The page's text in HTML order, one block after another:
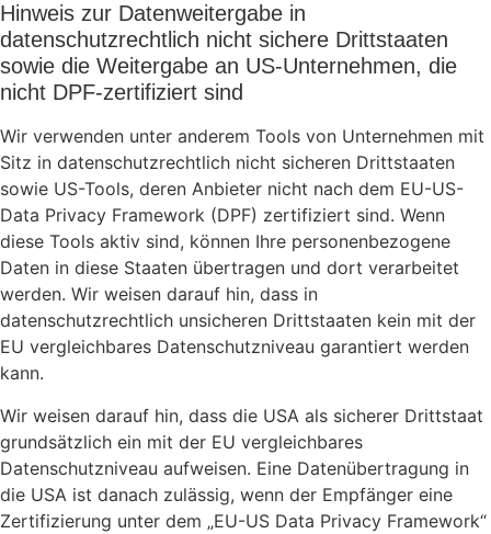
Hinweis zur Datenweitergabe in
datenschutzrechtlich nicht sichere Drittstaaten
sowie die Weitergabe an US-Unternehmen, die
nicht DPF-zertifiziert sind
Wir verwenden unter anderem Tools von Unternehmen mit
Sitz in datenschutzrechtlich nicht sicheren Drittstaaten
sowie US-Tools, deren Anbieter nicht nach dem EU-US-
Data Privacy Framework (DPF) zertifiziert sind. Wenn
diese Tools aktiv sind, können Ihre personenbezogene
Daten in diese Staaten übertragen und dort verarbeitet
werden. Wir weisen darauf hin, dass in
datenschutzrechtlich unsicheren Drittstaaten kein mit der
EU vergleichbares Datenschutzniveau garantiert werden
kann.
Wir weisen darauf hin, dass die USA als sicherer Drittstaat
grundsätzlich ein mit der EU vergleichbares
Datenschutzniveau aufweisen. Eine Datenübertragung in
die USA ist danach zulässig, wenn der Empfänger eine
Zertifizierung unter dem „EU-US Data Privacy Framework“